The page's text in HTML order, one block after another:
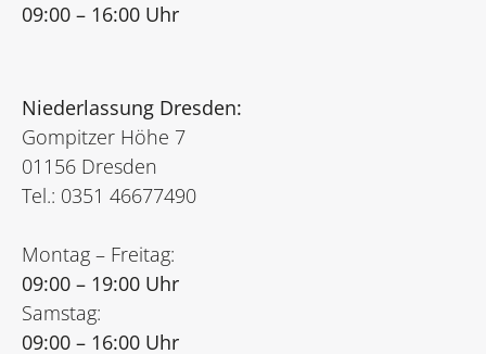
09:00 – 16:00 Uhr
Niederlassung Dresden:
Gompitzer Höhe 7
01156 Dresden
Tel.: 0351 46677490
Montag – Freitag:
09:00 – 19:00 Uhr
Samstag:
09:00 – 16:00 Uhr